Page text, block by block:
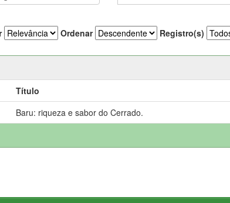
Ordenar Registro(s)
Título
Baru: riqueza e sabor do Cerrado.